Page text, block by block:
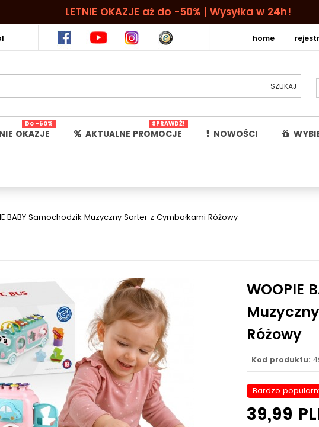
LETNIE OKAZJE aż do -50% | Wysyłka w 24h!
home
OKAZJE
Do -50%
AKTUALNE PROMOCJE
SPRAWDŹ!
NOWOŚCI
BABY Samochodzik Muzyczny Sorter z Cymbałkami Różowy
WOOPIE
Różowy
Kod produktu:
Bardzo
39,99